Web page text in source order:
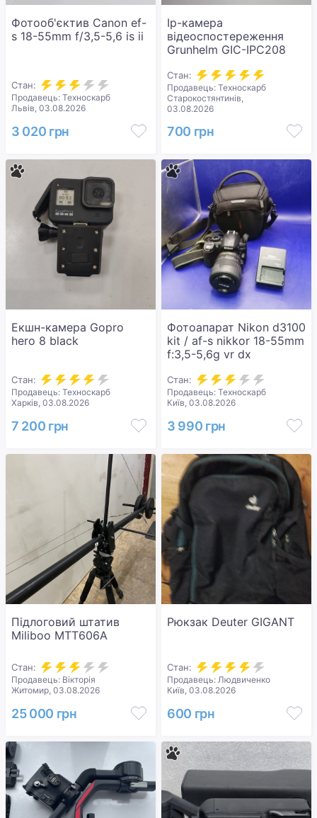
Фотооб'єктив Canon ef-
s 18-55mm f/3,5-5,6 is ii
Стан:
Продавець: Техноскарб
Львів, 03.08.2026
3 020 грн
Ip-камера
відеоспостереження
Grunhelm GIC-IPC208
Стан:
Продавець: Техноскарб
Старокостянтинів,
03.08.2026
700 грн
Екшн-камера Gopro
hero 8 black
Стан:
Продавець: Техноскарб
Харків, 03.08.2026
7 200 грн
Фотоапарат Nikon d3100
kit / af-s nikkor 18-55mm
f:3,5-5,6g vr dx
Стан:
Продавець: Техноскарб
Київ, 03.08.2026
3 990 грн
Підлоговий штатив
Miliboo MTT606A
Стан:
Продавець: Вікторія
Житомир, 03.08.2026
25 000 грн
Рюкзак Deuter GIGANT
Стан:
Продавець: Людвиченко
Київ, 03.08.2026
600 грн